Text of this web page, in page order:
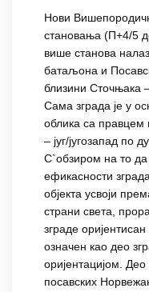
Нови
становања (П+4/5
више станова
батаљона и
близини Сточњака
Сама зграда је у
облика са правцем
– југ/југозапад по
С`обзиром на то да
ефикасности
објекта усвоји
страни света,
зграде
означен као део
оријентацијом.
посавских